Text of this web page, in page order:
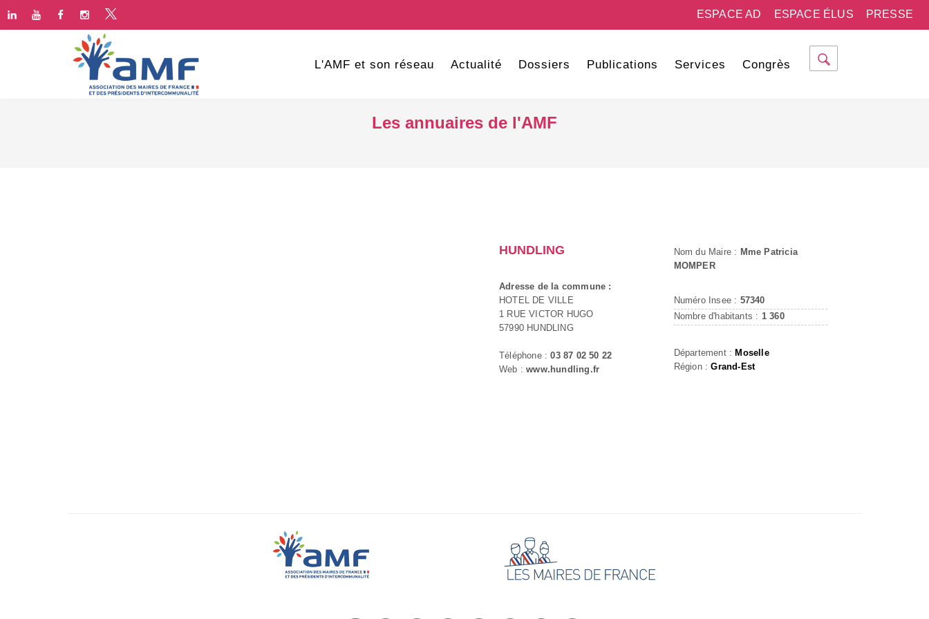
PRESSE
ESPACE ÉLUS
ESPACE AD
L'AMF et son réseau Actualité Dossiers Publications Services Congrès
Les annuaires de l'AMF
HUNDLING
Adresse de la commune :
HOTEL DE VILLE
1 RUE VICTOR HUGO
57990 HUNDLING
Téléphone :03 87 02 50 22
Web :www.hundling.fr
Nom du Maire : Mme Patricia
MOMPER
Numéro Insee : 57340
Nombre d'habitants : 1 360
Département : Moselle
Région :Grand-Est